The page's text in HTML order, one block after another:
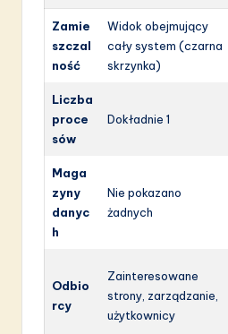
Zamie
szczal
ność
Widok obejmujący
cały system (czarna
skrzynka)
Liczba
proce
sów
Dokładnie 1
Maga
zyny
danyc
h
Nie pokazano
żadnych
Odbio
rcy
Zainteresowane
strony, zarządzanie,
użytkownicy